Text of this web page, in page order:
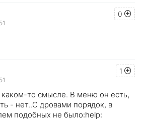
0
1
каком-то смысле. В меню он есть,
- нет..С дровами порядок, в
подобных не было:help: